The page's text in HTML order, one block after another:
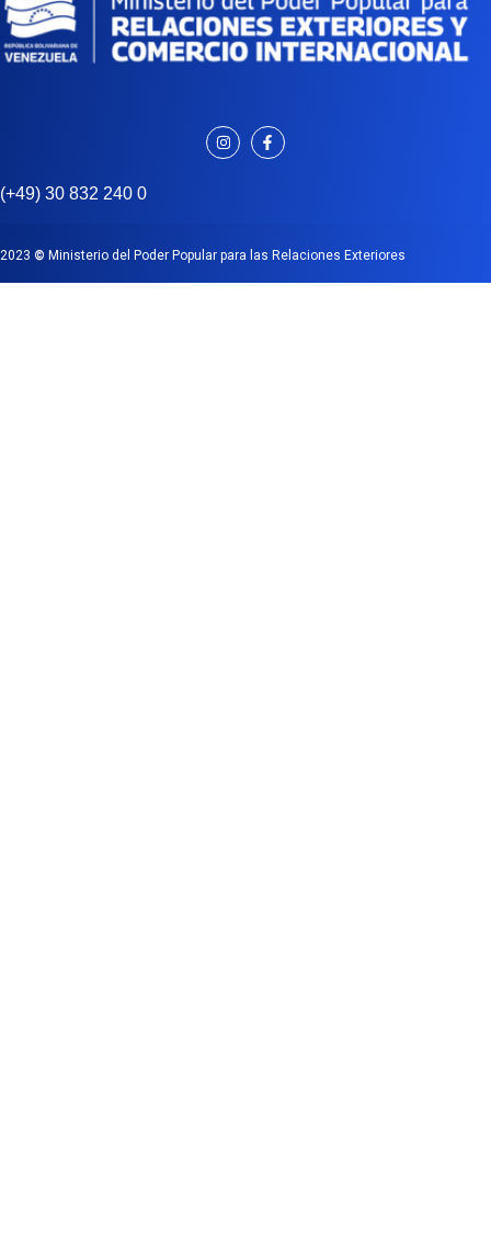
(+49) 30 832 240 0
2023 © Ministerio del Poder Popular para las Relaciones Exteriores